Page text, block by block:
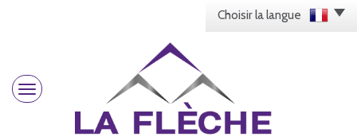
Choisir la langue